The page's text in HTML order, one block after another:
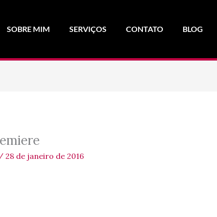
SOBRE MIM SERVIÇOS CONTATO BLOG
/ 28 de janeiro de 2016